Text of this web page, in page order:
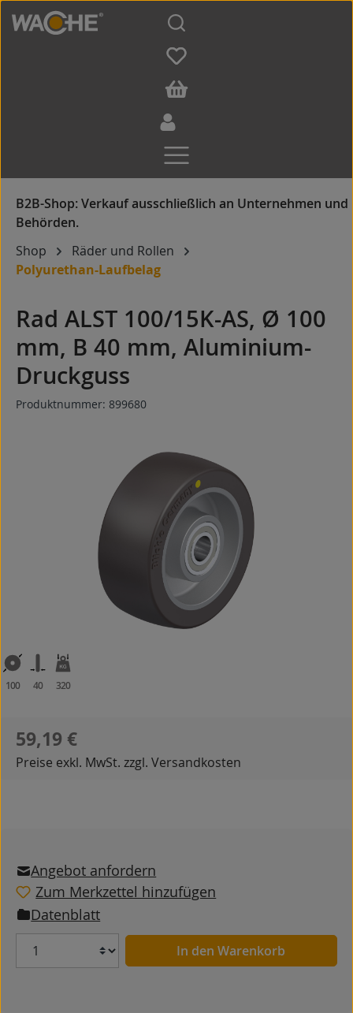
Zum Hauptinhalt springen
Shop
Räder und Rollen
Polyurethan-Laufbelag
Rad ALST 100/15K-AS, Ø 100
mm, B 40 mm, Aluminium-
Druckguss
Produktnummer: 899680
Bildergalerie überspringen
100 40 320
Regulärer Preis:
59,19 €
Preise exkl. MwSt. zzgl. Versandkosten
Angebot anfordern
Zum Merkzettel hinzufügen
Datenblatt
Anzahl In den Warenkorb